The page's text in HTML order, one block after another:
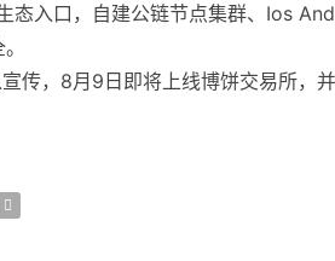
入口，自建公链节点集群、Ios
传，8月9日即将上线博饼交易所，